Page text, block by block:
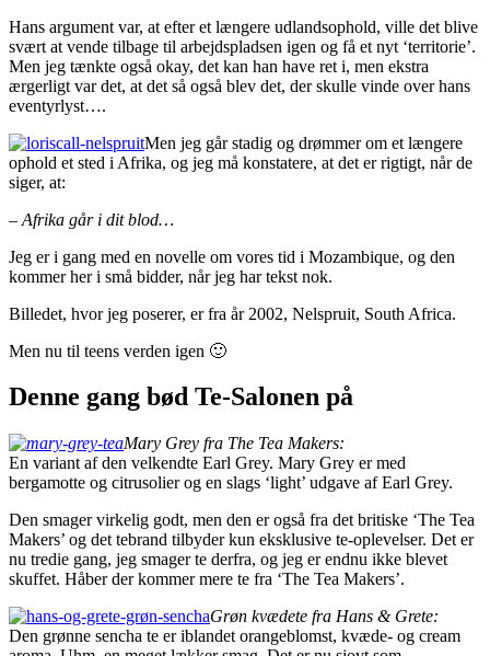
Hans argument var, at efter et længere udlandsophold, ville det blive
svært at vende tilbage til arbejdspladsen igen og få et nyt ‘territorie’.
Men jeg tænkte også okay, det kan han have ret i, men ekstra
ærgerligt var det, at det så også blev det, der skulle vinde over hans
eventyrlyst….
Men jeg går stadig og drømmer om et længere
ophold et sted i Afrika, og jeg må konstatere, at det er rigtigt, når de
siger, at:
– Afrika går i dit blod…
Jeg er i gang med en novelle om vores tid i Mozambique, og den
kommer her i små bidder, når jeg har tekst nok.
Billedet, hvor jeg poserer, er fra år 2002, Nelspruit, South Africa.
Men nu til teens verden igen 🙂
Denne gang bød Te-Salonen på
Mary Grey fra The Tea Makers:
En variant af den velkendte Earl Grey. Mary Grey er med
bergamotte og citrusolier og en slags ‘light’ udgave af Earl Grey.
Den smager virkelig godt, men den er også fra det britiske ‘The Tea
Makers’ og det tebrand tilbyder kun eksklusive te-oplevelser. Det er
nu tredie gang, jeg smager te derfra, og jeg er endnu ikke blevet
skuffet. Håber der kommer mere te fra ‘The Tea Makers’.
Grøn kvædete fra Hans & Grete:
Den grønne sencha te er iblandet orangeblomst, kvæde- og cream